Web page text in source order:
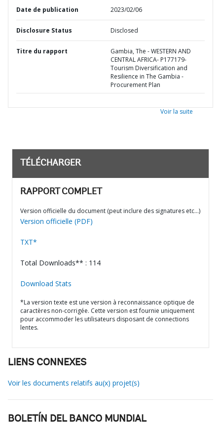
Date de publication 2023/02/06
Disclosure Status Disclosed
Titre du rapport
Gambia, The - WESTERN AND
CENTRAL AFRICA- P177179-
Tourism Diversification and
Resilience in The Gambia -
Procurement Plan
Voir la suite
TÉLÉCHARGER
RAPPORT COMPLET
Version officielle du document (peut inclure des signatures etc…)
Version officielle (PDF)
TXT*
Total Downloads** : 114
Download Stats
*La version texte est une version à reconnaissance optique de
caractères non-corrigée. Cette version est fournie uniquement
pour accommoder les utilisateurs disposant de connections
lentes.
LIENS CONNEXES
Voir les documents relatifs au(x) projet(s)
BOLETÍN DEL BANCO MUNDIAL